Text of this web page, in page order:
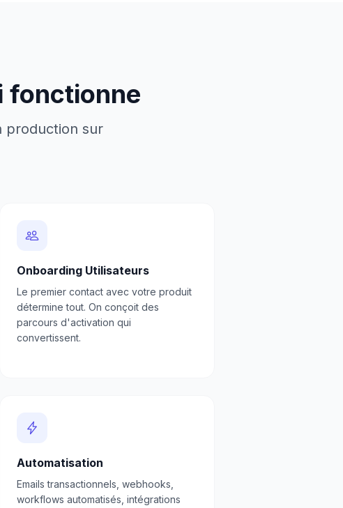
fonctionne
production sur
Onboarding Utilisateurs
Le premier contact avec votre produit
détermine tout. On conçoit des
parcours d'activation qui
convertissent.
Automatisation
Emails transactionnels, webhooks,
workflows automatisés, intégrations